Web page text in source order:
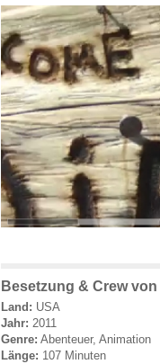
Besetzung & Crew
Land: USA
Jahr: 2011
Genre: Abenteuer, Animation
Länge: 107 Minuten